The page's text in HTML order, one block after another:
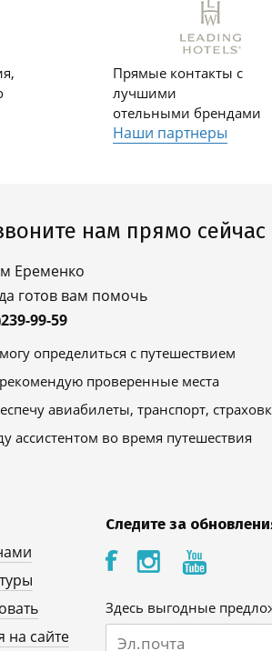
Прямые контакты с
лучшими
отельными брендами
Наши партнеры
нам прямо сейчас
Еременко
готов вам помочь
99-59
определиться с путешествием
проверенные места
авиабилеты, транспорт,
ассистентом во время путешествия
на сайте
Следите за
Здесь выгодные